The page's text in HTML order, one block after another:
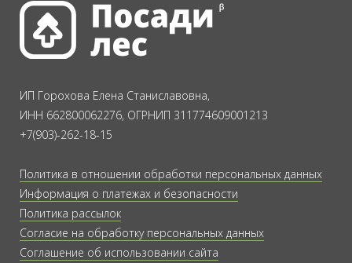
ИП Горохова Елена Станиславовна,
ИНН 662800062276, ОГРНИП 311774609001213
+7(903)-262-18-15
Политика в отношении обработки персональных данных
Информация о платежах и безопасности
Политика рассылок
Согласие на обработку персональных данных
Соглашение об использовании сайта